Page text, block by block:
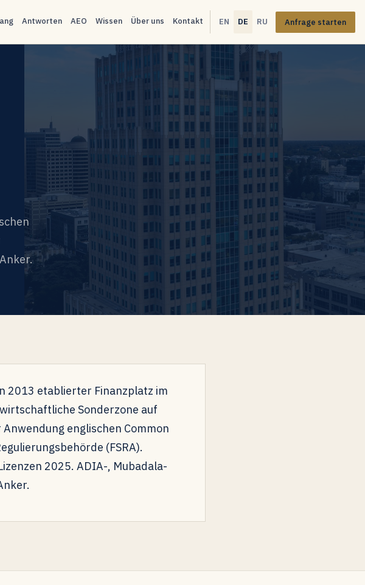
Antworten AEO Wissen Über uns Kontakt EN DE RU Anfrage starten
2013 etablierter Finanzplatz im
Sonderzone auf
englischen Common
(FSRA).
2025. ADIA-, Mubadala-